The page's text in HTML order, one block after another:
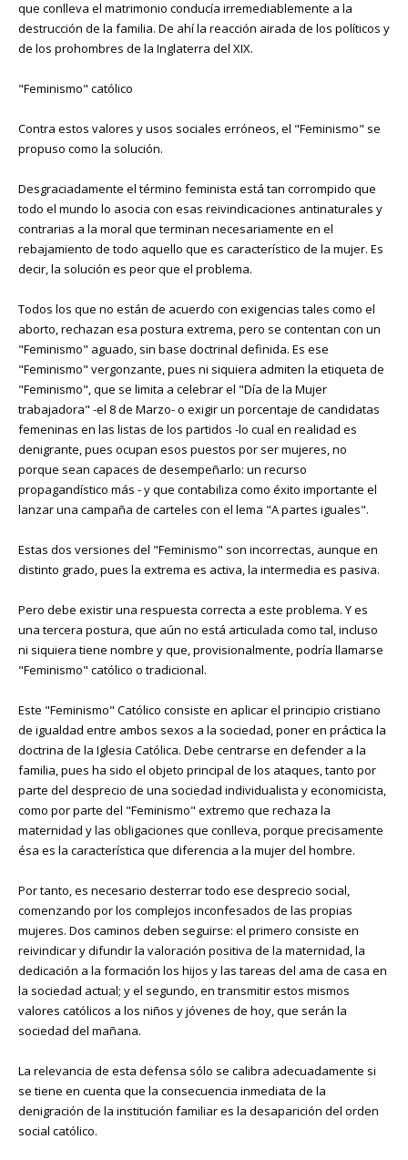
que conlleva el matrimonio conducía irremediablemente a la
destrucción de la familia. De ahí la reacción airada de los políticos y
de los prohombres de la Inglaterra del XIX.
"Feminismo" católico
Contra estos valores y usos sociales erróneos, el "Feminismo" se
propuso como la solución.
Desgraciadamente el término feminista está tan corrompido que
todo el mundo lo asocia con esas reivindicaciones antinaturales y
contrarias a la moral que terminan necesariamente en el
rebajamiento de todo aquello que es característico de la mujer. Es
decir, la solución es peor que el problema.
Todos los que no están de acuerdo con exigencias tales como el
aborto, rechazan esa postura extrema, pero se contentan con un
"Feminismo" aguado, sin base doctrinal definida. Es ese
"Feminismo" vergonzante, pues ni siquiera admiten la etiqueta de
"Feminismo", que se limita a celebrar el "Día de la Mujer
trabajadora" -el 8 de Marzo- o exigir un porcentaje de candidatas
femeninas en las listas de los partidos -lo cual en realidad es
denigrante, pues ocupan esos puestos por ser mujeres, no
porque sean capaces de desempeñarlo: un recurso
propagandístico más - y que contabiliza como éxito importante el
lanzar una campaña de carteles con el lema "A partes iguales".
Estas dos versiones del "Feminismo" son incorrectas, aunque en
distinto grado, pues la extrema es activa, la intermedia es pasiva.
Pero debe existir una respuesta correcta a este problema. Y es
una tercera postura, que aún no está articulada como tal, incluso
ni siquiera tiene nombre y que, provisionalmente, podría llamarse
"Feminismo" católico o tradicional.
Este "Feminismo" Católico consiste en aplicar el principio cristiano
de igualdad entre ambos sexos a la sociedad, poner en práctica la
doctrina de la Iglesia Católica. Debe centrarse en defender a la
familia, pues ha sido el objeto principal de los ataques, tanto por
parte del desprecio de una sociedad individualista y economicista,
como por parte del "Feminismo" extremo que rechaza la
maternidad y las obligaciones que conlleva, porque precisamente
ésa es la característica que diferencia a la mujer del hombre.
Por tanto, es necesario desterrar todo ese desprecio social,
comenzando por los complejos inconfesados de las propias
mujeres. Dos caminos deben seguirse: el primero consiste en
reivindicar y difundir la valoración positiva de la maternidad, la
dedicación a la formación los hijos y las tareas del ama de casa en
la sociedad actual; y el segundo, en transmitir estos mismos
valores católicos a los niños y jóvenes de hoy, que serán la
sociedad del mañana.
La relevancia de esta defensa sólo se calibra adecuadamente si
se tiene en cuenta que la consecuencia inmediata de la
denigración de la institución familiar es la desaparición del orden
social católico.